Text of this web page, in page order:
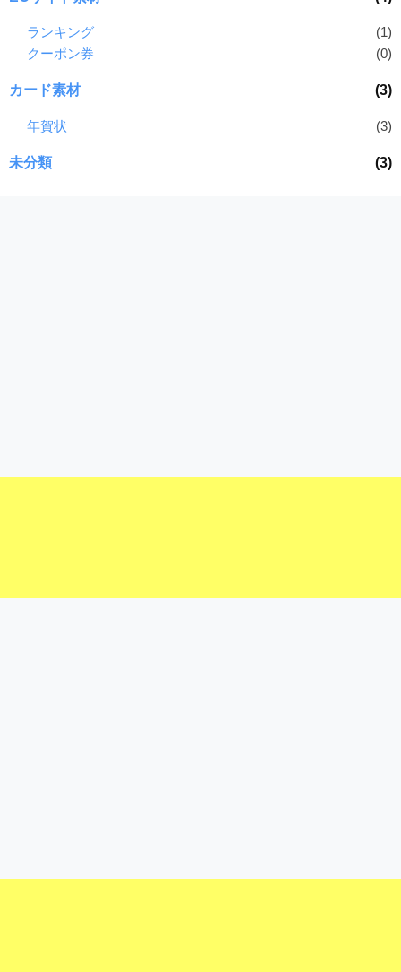
ランキング
(1)
クーポン券
(0)
カード素材 (3)
年賀状 (3)
未分類 (3)